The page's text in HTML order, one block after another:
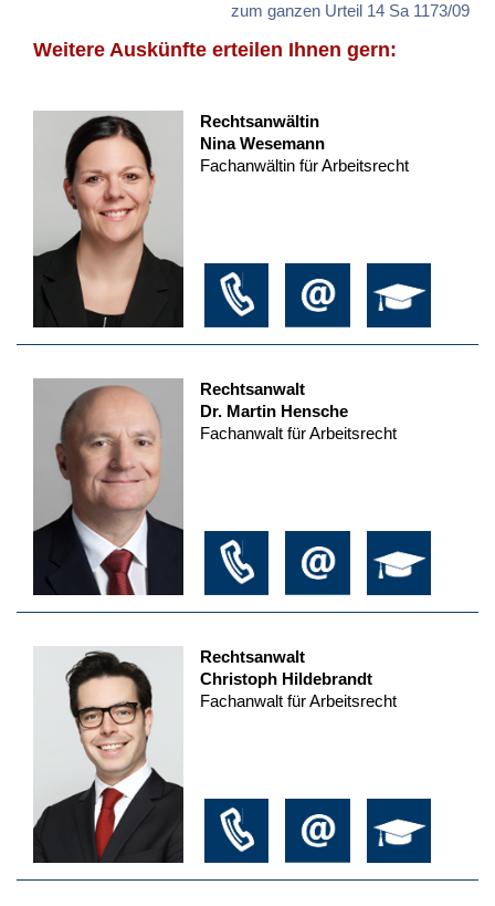
zum ganzen Urteil 14 Sa 1173/09
Weitere Auskünfte erteilen Ihnen gern:
Rechtsanwältin
Nina Wesemann
Fachanwältin für Arbeitsrecht
Rechtsanwalt
Dr. Martin Hensche
Fachanwalt für Arbeitsrecht
Rechtsanwalt
Christoph Hildebrandt
Fachanwalt für Arbeitsrecht